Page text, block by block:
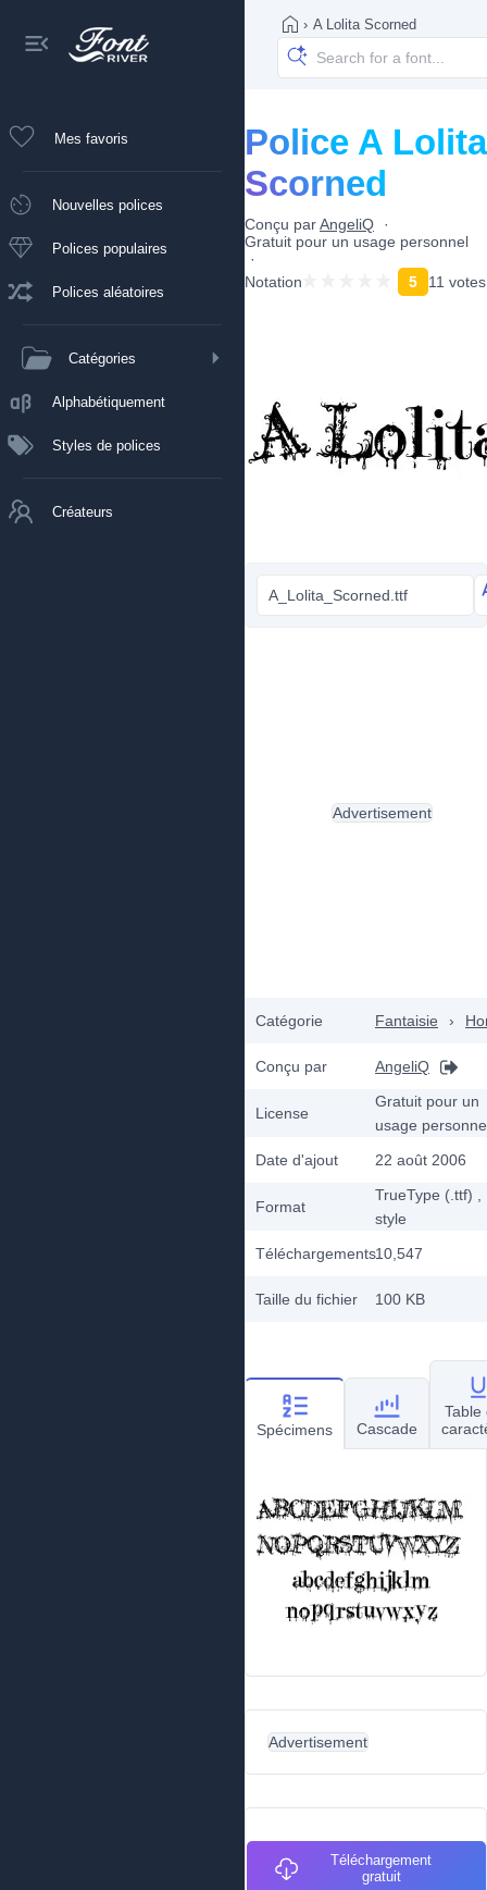
Mes favoris
Nouvelles polices
Polices populaires
Polices aléatoires
Catégories
Alphabétiquement
Styles de polices
Créateurs
› A Lolita Scorned
Police A Lolita
Scorned
Conçu parAngeliQ
Gratuit pour un usage personnel
Notation 5 11 votes
A_Lolita_Scorned.ttf
Catégorie Fantaisie ›
Conçu par AngeliQ
License
Gratuit pour un
usage
Date d'ajout
22 août 2006
Format
TrueType (.ttf)
style
Téléchargements10,547
Taille du fichier 100 KB
Advertisement
Spécimens Cascade
Table
Advertisement
Téléchargement
gratuit